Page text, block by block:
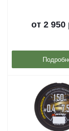
от 2 950